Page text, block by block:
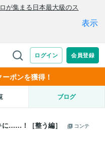
ポンを獲得！
ブログ
に……！［整う編］
コンテ